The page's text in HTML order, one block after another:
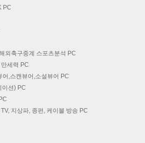
PC
외축구중계 스포츠분석 PC
세력 PC
,스캔뷰어,소설뷰어 PC
이션) PC
지상파, 종편, 케이블 방송 PC